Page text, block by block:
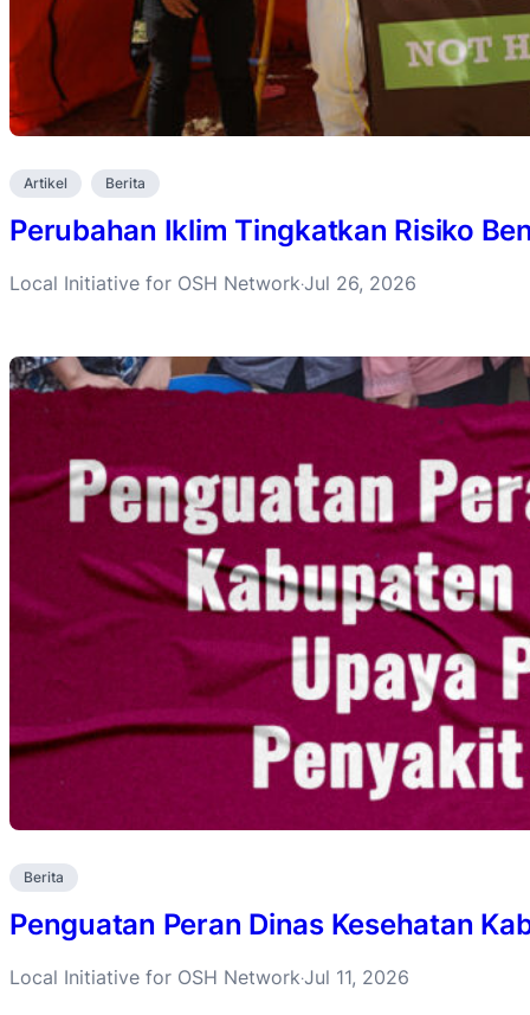
Artikel Berita
Perubahan Iklim Tingkatkan Risiko
Local Initiative for OSH Network·Jul 26, 2026
Berita
Penguatan Peran Dinas Kesehatan
Local Initiative for OSH Network·Jul 11, 2026